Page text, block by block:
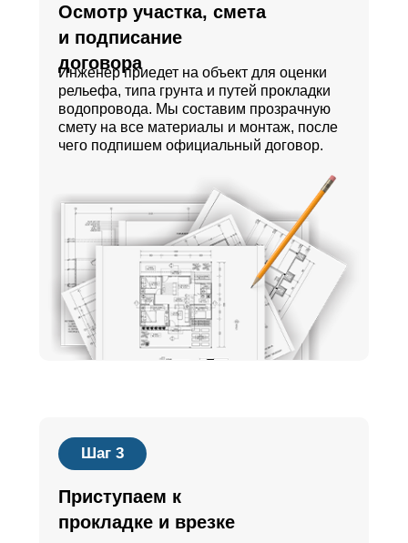
Приступаем к
прокладке и врезке
Шаг 3
Осмотр участка, смета
и подписание
договора
Инженер приедет на объект для оценки
рельефа, типа грунта и путей прокладки
водопровода. Мы составим прозрачную
смету на все материалы и монтаж, после
чего подпишем официальный договор.